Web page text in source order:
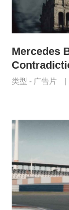
Mercedes Benz
类型 - 广告片